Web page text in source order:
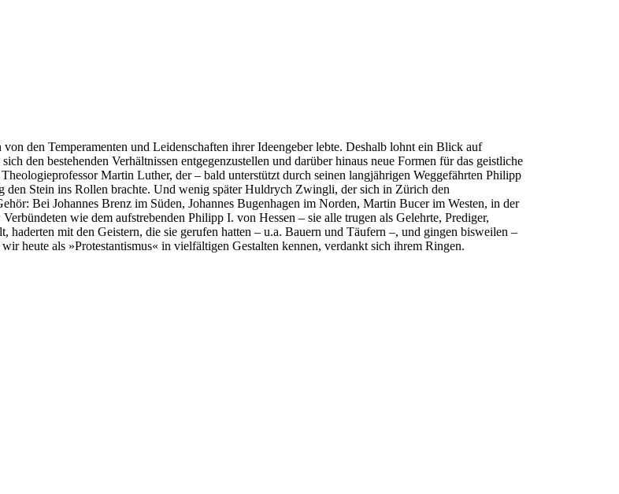
den Temperamenten und Leidenschaften ihrer Ideengeber lebte. Deshalb lohnt ein Blick auf
den bestehenden Verhältnissen entgegenzustellen und darüber hinaus neue Formen für das geistliche
Martin Luther, der – bald unterstützt durch seinen langjährigen Weggefährten Philipp
Stein ins Rollen brachte. Und wenig später Huldrych Zwingli, der sich in Zürich den
Bei Johannes Brenz im Süden, Johannes Bugenhagen im Norden, Martin Bucer im Westen, in der
wie dem aufstrebenden Philipp I. von Hessen – sie alle trugen als Gelehrte, Prediger,
mit den Geistern, die sie gerufen hatten – u.a. Bauern und Täufern –, und gingen bisweilen –
heute als »Protestantismus« in vielfältigen Gestalten kennen, verdankt sich ihrem Ringen.